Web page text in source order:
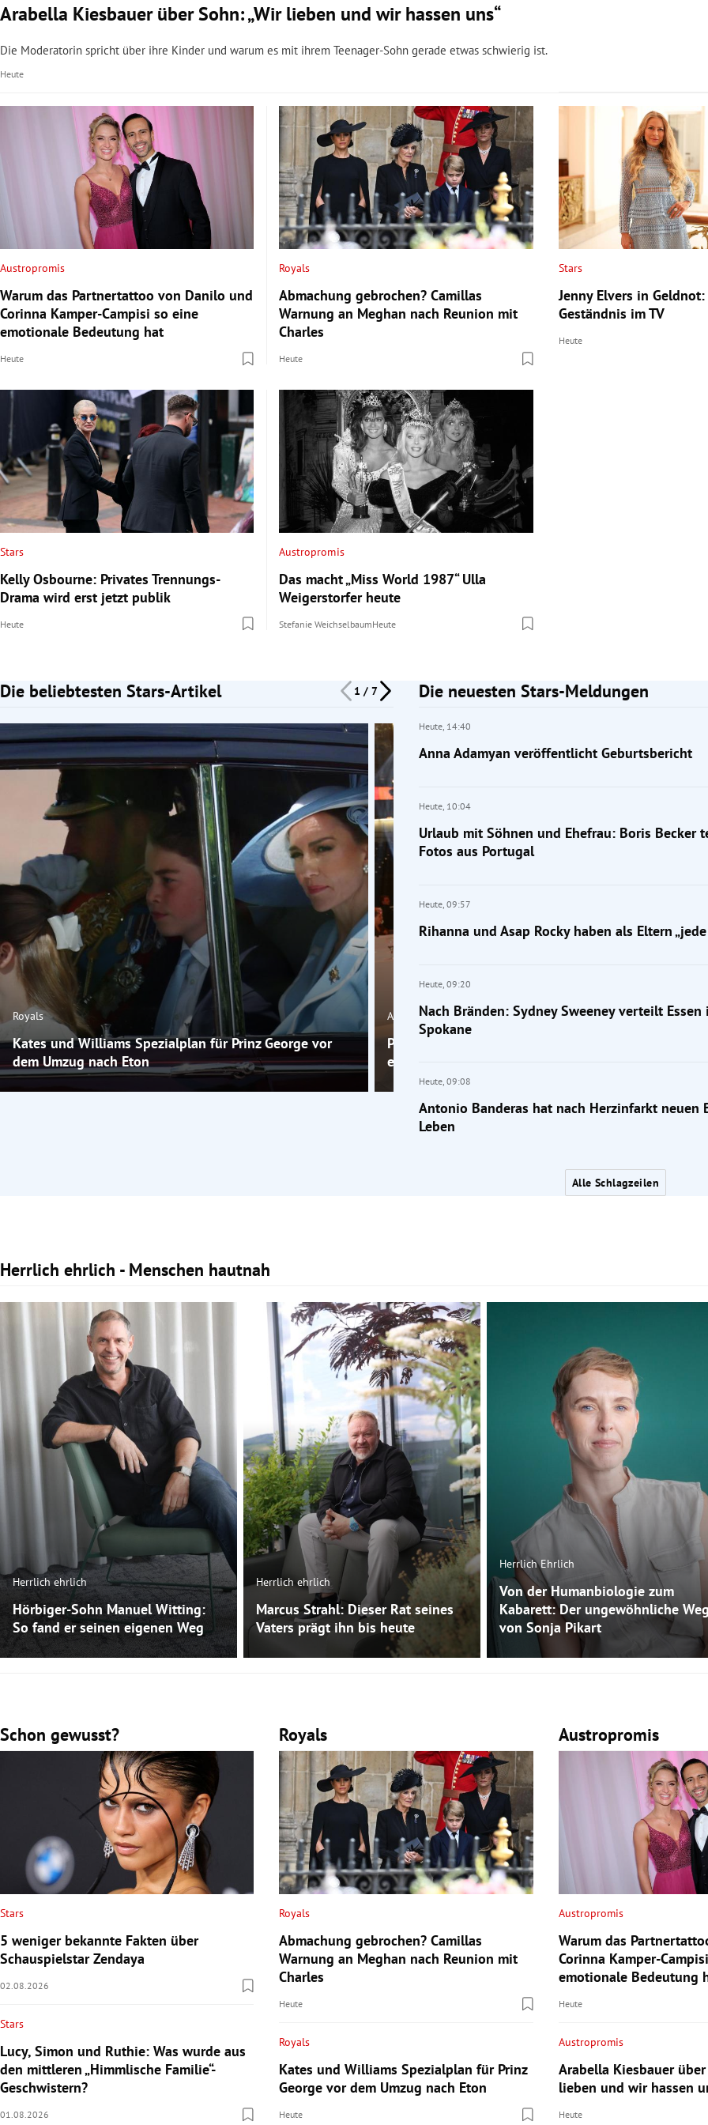
Arabella Kiesbauer über Sohn: „Wir lieben und wir hassen uns“
Die Moderatorin spricht über ihre Kinder und warum es mit ihrem Teenager-Sohn gerade etwas schwierig ist.
Heute
Austropromis
Warum das Partnertattoo von Danilo und
Corinna Kamper-Campisi so eine
emotionale Bedeutung hat
Heute
Royals
Abmachung gebrochen? Camillas
Warnung an Meghan nach Reunion mit
Charles
Heute
Stars
Jenny Elvers in
Geständnis im TV
Heute
Stars
Kelly Osbourne: Privates Trennungs-
Drama wird erst jetzt publik
Heute
Austropromis
Das macht „Miss World 1987“ Ulla
Weigerstorfer heute
Stefanie WeichselbaumHeute
Die beliebtesten Stars-Artikel 1 / 7
Slide 1 von 7
Royals
Kates und Williams Spezialplan für Prinz George vor
dem Umzug nach Eton
Austropromis
Profitänzer Andy und Kelly Kainz haben ihr
erneuert
Die neuesten Stars-Meldungen
Heute, 14:40
Anna Adamyan veröffentlicht Geburtsbericht
Heute, 10:04
Urlaub mit Söhnen und Ehefrau: Boris Becker
Fotos aus Portugal
Heute, 09:57
Rihanna und Asap Rocky haben als Eltern
Heute, 09:20
Nach Bränden: Sydney Sweeney verteilt
Spokane
Heute, 09:08
Antonio Banderas hat nach Herzinfarkt neuen
Leben
Alle Schlagzeilen
Herrlich ehrlich - Menschen hautnah
Slide 1 von 4
Herrlich ehrlich
Hörbiger-Sohn Manuel Witting:
So fand er seinen eigenen Weg
Herrlich ehrlich
Marcus Strahl: Dieser Rat seines
Vaters prägt ihn bis heute
Herrlich Ehrlich
Von der Humanbiologie zum
Kabarett: Der ungewöhnliche Weg
von Sonja Pikart
Schon gewusst?
Stars
5 weniger bekannte Fakten über
Schauspielstar Zendaya
02.08.2026
Stars
Lucy, Simon und Ruthie: Was wurde aus
den mittleren „Himmlische Familie“-
Geschwistern?
01.08.2026
Royals
Royals
Abmachung gebrochen? Camillas
Warnung an Meghan nach Reunion mit
Charles
Heute
Royals
Kates und Williams Spezialplan für Prinz
George vor dem Umzug nach Eton
Heute
Austropromis
Austropromis
Warum das
Corinna Kamper-
emotionale Bedeutung
Heute
Austropromis
Arabella Kiesbauer über
lieben und wir hassen
Heute